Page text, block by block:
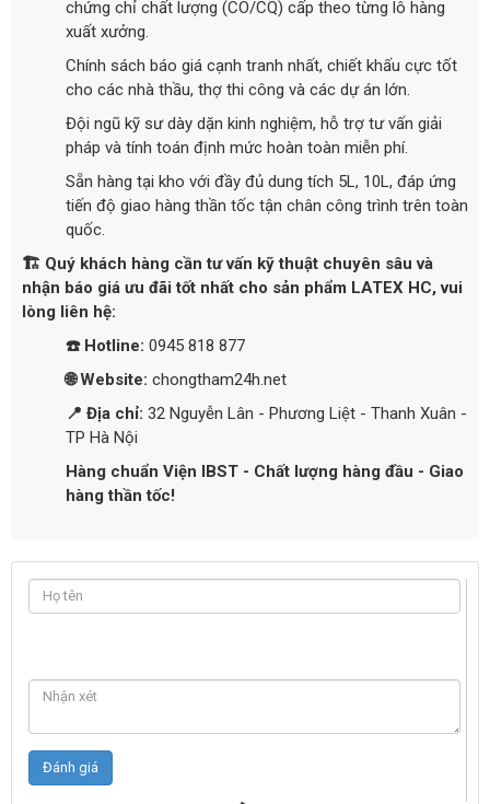
chứng chỉ chất lượng (CO/CQ) cấp theo từng lô hàng
xuất xưởng.
Chính sách báo giá cạnh tranh nhất, chiết khấu cực tốt
cho các nhà thầu, thợ thi công và các dự án lớn.
Đội ngũ kỹ sư dày dặn kinh nghiệm, hỗ trợ tư vấn giải
pháp và tính toán định mức hoàn toàn miễn phí.
Sẵn hàng tại kho với đầy đủ dung tích 5L, 10L, đáp ứng
tiến độ giao hàng thần tốc tận chân công trình trên toàn
quốc.
🏗️ Quý khách hàng cần tư vấn kỹ thuật chuyên sâu và
nhận báo giá ưu đãi tốt nhất cho sản phẩm LATEX HC, vui
lòng liên hệ:
☎️ Hotline: 0945 818 877
🌐 Website: chongtham24h.net
📍 Địa chỉ: 32 Nguyễn Lân - Phương Liệt - Thanh Xuân -
TP Hà Nội
Hàng chuẩn Viện IBST - Chất lượng hàng đầu - Giao
hàng thần tốc!